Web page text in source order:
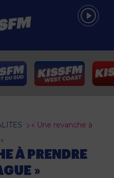
« Une revanche à
À PRENDRE
»